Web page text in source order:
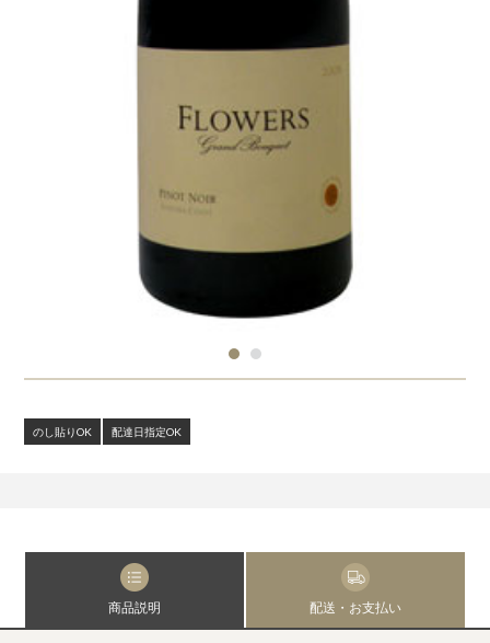
のし貼りOK 配達日指定OK
商品説明 配送・お支払い